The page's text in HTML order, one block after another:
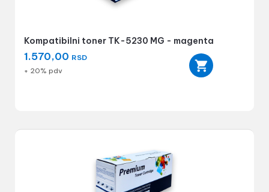
Kompatibilni toner TK-5230 MG - magenta
1.570,00 RSD
+ 20% pdv